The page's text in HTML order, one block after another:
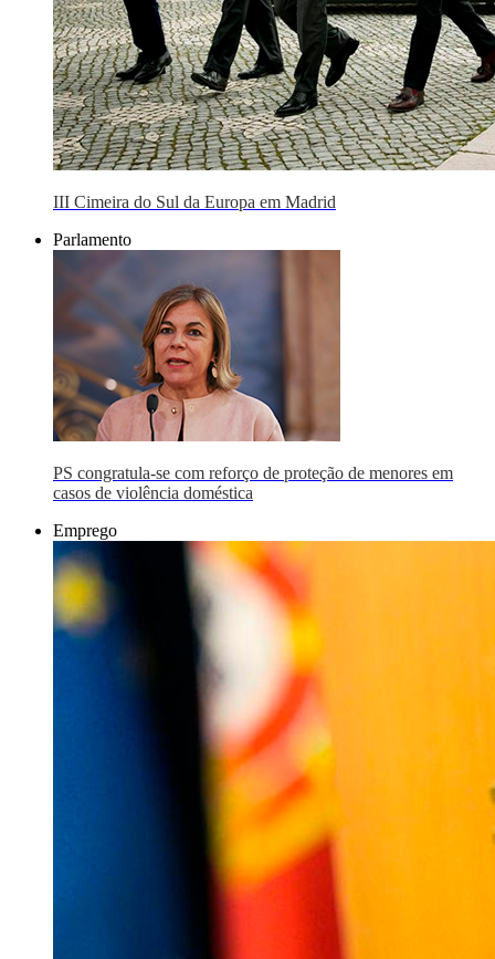
III Cimeira do Sul da Europa em Madrid
Parlamento
PS congratula-se com reforço de proteção de menores em
casos de violência doméstica
Emprego